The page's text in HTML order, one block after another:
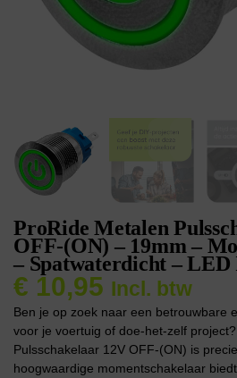
ProRide Metalen
OFF-(ON) – 19mm –
– Spatwaterdicht –
€ 10,95 Incl. btw
Ben je op zoek naar een betrouwbare
voor je voertuig of doe-het-zelf
Pulsschakelaar 12V OFF-(ON) is
hoogwaardige momentschakelaar